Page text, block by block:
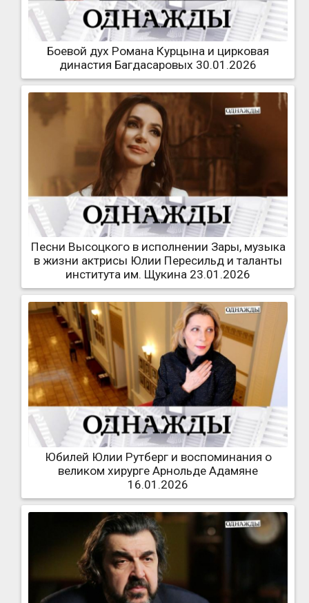
Боевой дух Романа Курцына и цирковая
династия Багдасаровых 30.01.2026
Песни Высоцкого в исполнении Зары, музыка
в жизни актрисы Юлии Пересильд и таланты
института им. Щукина 23.01.2026
Юбилей Юлии Рутберг и воспоминания о
великом хирурге Арнольде Адамяне
16.01.2026